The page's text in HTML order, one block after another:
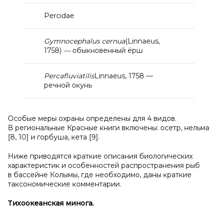
Percidae
Gymnocephalus cernua(Linnaeus,
1758) —обыкновенный ёрш
PercafluviatilisLinnaeus, 1758 —
речной окунь
Особые меры охраны определены для 4 видов.
В региональные Красные книги включены: осетр, нельма
[8, 10] и горбуша, кета [9].
Ниже приводятся краткие описания биологических
характеристик и особенностей распространения рыб
в бассейне Колымы, где необходимо, даны краткие
таксономические комментарии.
Тихоокеанская минога.